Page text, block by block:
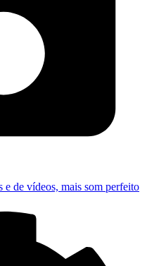
e de vídeos, mais som perfeito